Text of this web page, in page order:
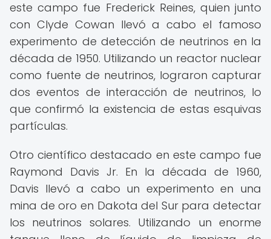
este campo fue Frederick Reines, quien junto
con Clyde Cowan llevó a cabo el famoso
experimento de detección de neutrinos en la
década de 1950. Utilizando un reactor nuclear
como fuente de neutrinos, lograron capturar
dos eventos de interacción de neutrinos, lo
que confirmó la existencia de estas esquivas
partículas.
Otro científico destacado en este campo fue
Raymond Davis Jr. En la década de 1960,
Davis llevó a cabo un experimento en una
mina de oro en Dakota del Sur para detectar
los neutrinos solares. Utilizando un enorme